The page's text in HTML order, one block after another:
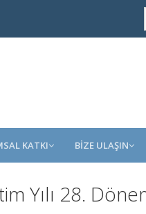
KATKI BİZE ULAŞIN
Yılı 28.